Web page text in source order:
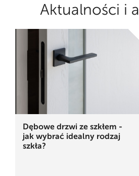
Aktualności i
Dębowe drzwi ze szkłem -
jak wybrać idealny rodzaj
szkła?